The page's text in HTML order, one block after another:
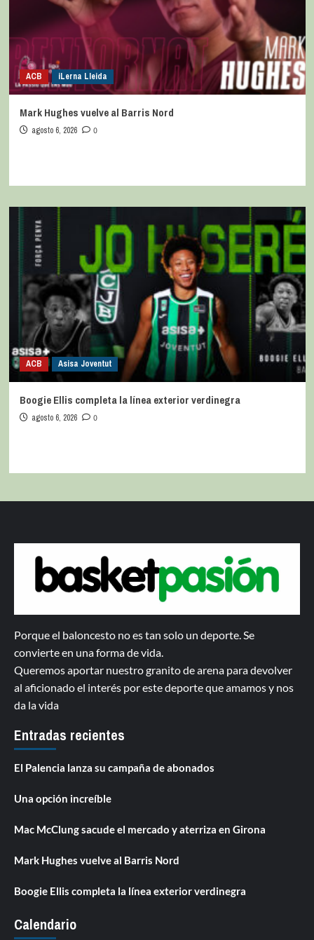
ACB iLerna Lleida
Mark Hughes vuelve al Barris Nord
agosto 6, 2026 0
ACB Asisa Joventut
Boogie Ellis completa la línea exterior verdinegra
agosto 6, 2026 0
Porque el baloncesto no es tan solo un deporte. Se
convierte en una forma de vida.
Queremos aportar nuestro granito de arena para devolver
al aficionado el interés por este deporte que amamos y nos
da la vida
Entradas recientes
El Palencia lanza su campaña de abonados
Una opción increíble
Mac McClung sacude el mercado y aterriza en Girona
Mark Hughes vuelve al Barris Nord
Boogie Ellis completa la línea exterior verdinegra
Calendario